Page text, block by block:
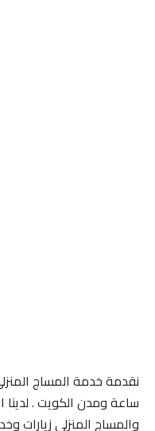
ساعة ومدن الكويت . لدينا
والمساج المنزلى زيارات